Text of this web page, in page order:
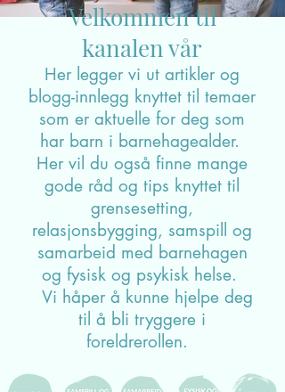
Velkommen til
kanalen vår
Her legger vi ut artikler og
blogg-innlegg knyttet til temaer
som er aktuelle for deg som
har barn i barnehagealder.
Her vil du også finne mange
gode råd og tips knyttet til
grensesetting,
relasjonsbygging, samspill og
samarbeid med barnehagen
og fysisk og psykisk helse.
Vi håper å kunne hjelpe deg
til å bli tryggere i
foreldrerollen.